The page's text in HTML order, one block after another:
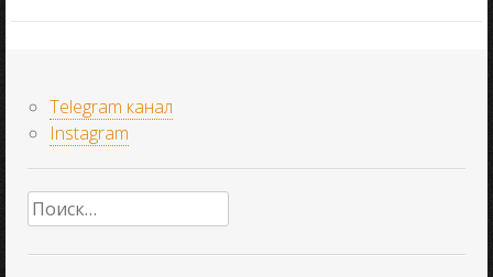
Telegram канал
Instagram
Найти: